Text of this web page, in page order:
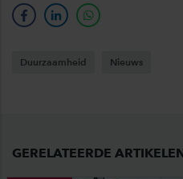
facebooklinkedinwhatsapp
Duurzaamheid Nieuws
GERELATEERDE